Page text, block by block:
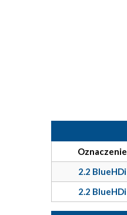
Oznaczenie
2.2 BlueHDi
2.2 BlueHDi